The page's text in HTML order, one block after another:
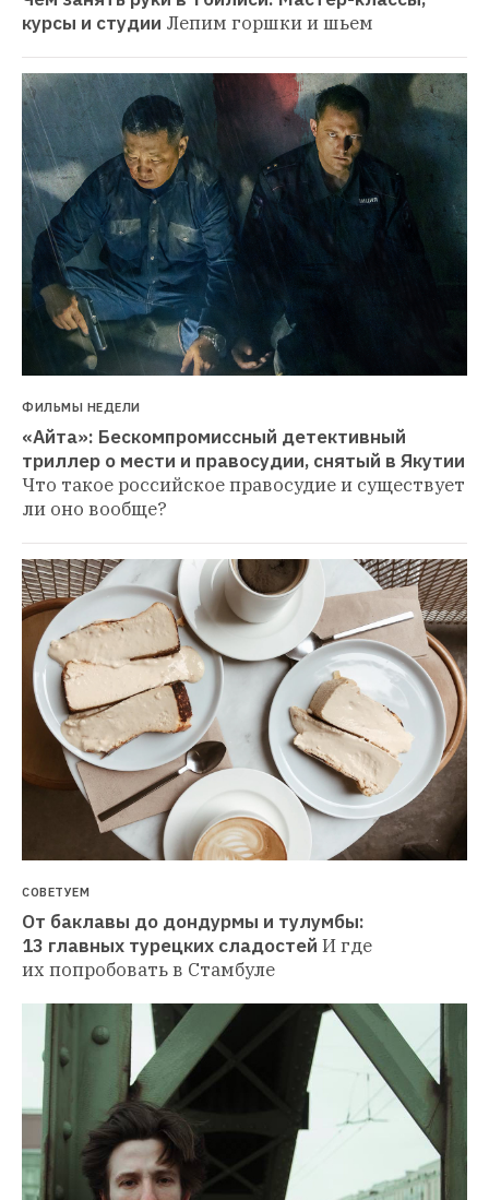
курсы и студии Лепим горшки и шьем
ФИЛЬМЫ НЕДЕЛИ
«Айта»: Бескомпромиссный детективный
триллер о мести и правосудии, снятый в Якутии
Что такое российское правосудие и существует
ли оно вообще?
СОВЕТУЕМ
От баклавы до дондурмы и тулумбы:
13 главных турецких сладостей И где
их попробовать в Стамбуле